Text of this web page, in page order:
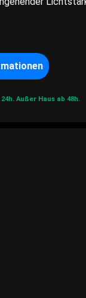
Außer Haus ab 48h.